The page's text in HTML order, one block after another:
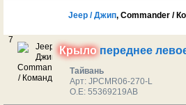
Jeep / Джип, Commander /
7
Крылопереднее
Тайвань
Арт: JPCMR06-270-L
O.E: 55369219AB